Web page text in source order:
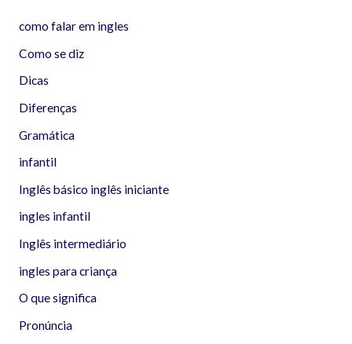
como falar em ingles
Como se diz
Dicas
Diferenças
Gramática
infantil
Inglês básico inglês iniciante
ingles infantil
Inglês intermediário
ingles para criança
O que significa
Pronúncia